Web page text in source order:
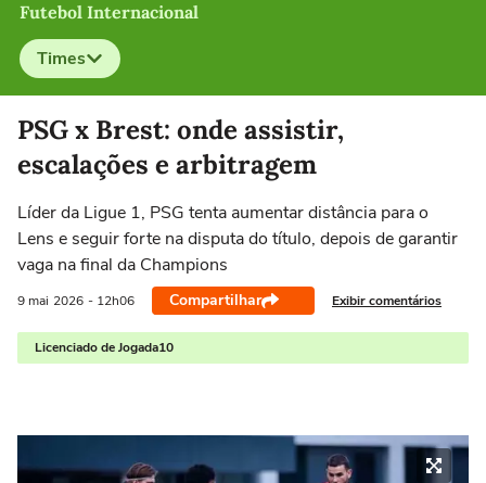
Futebol Internacional
Times
Selecione o time para ver as notícias
PSG x Brest: onde assistir,
escalações e arbitragem
Líder da Ligue 1, PSG tenta aumentar distância para o
Lens e seguir forte na disputa do título, depois de garantir
vaga na final da Champions
9 mai 2026 - 12h06 Compartilhar Exibir comentários
Licenciado de Jogada10